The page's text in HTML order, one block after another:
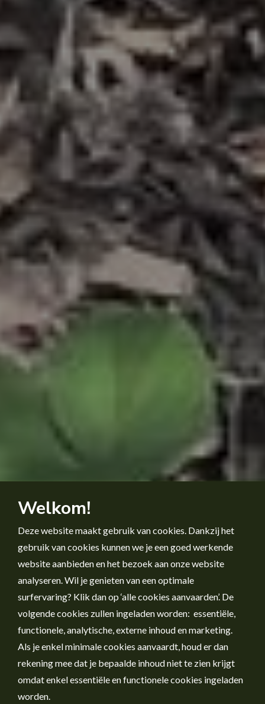
Welkom!
Deze website maakt gebruik van cookies. Dankzij het
gebruik van cookies kunnen we je een goed werkende
website aanbieden en het bezoek aan onze website
analyseren. Wil je genieten van een optimale
surfervaring? Klik dan op ‘alle cookies aanvaarden’. De
volgende cookies zullen ingeladen worden: essentiële,
functionele, analytische, externe inhoud en marketing.
Als je enkel minimale cookies aanvaardt, houd er dan
rekening mee dat je bepaalde inhoud niet te zien krijgt
omdat enkel essentiële en functionele cookies ingeladen
worden.